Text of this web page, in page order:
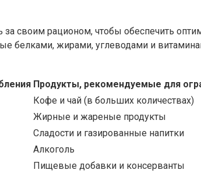
своим рационом, чтобы обеспечить
белками, жирами, углеводами и
Продукты, рекомендуемые для
Кофе и чай (в больших количествах)
Жирные и жареные продукты
Сладости и газированные напитки
Алкоголь
Пищевые добавки и консерванты